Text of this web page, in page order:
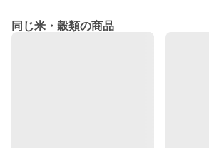
同じ米・穀類の商品